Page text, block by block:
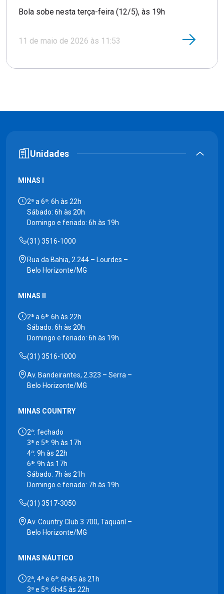
Bola sobe nesta terça-feira (12/5), às 19h
11 de maio de 2026 às 11:53
Unidades
MINAS I
2ª a 6ª: 6h às 22h
Sábado: 6h às 20h
Domingo e feriado: 6h às 19h
(31) 3516-1000
Rua da Bahia, 2.244 – Lourdes –
Belo Horizonte/MG
MINAS II
2ª a 6ª: 6h às 22h
Sábado: 6h às 20h
Domingo e feriado: 6h às 19h
(31) 3516-1000
Av. Bandeirantes, 2.323 – Serra –
Belo Horizonte/MG
MINAS COUNTRY
2ª: fechado
3ª e 5ª: 9h às 17h
4ª: 9h às 22h
6ª: 9h às 17h
Sábado: 7h às 21h
Domingo e feriado: 7h às 19h
(31) 3517-3050
Av. Country Club 3.700, Taquaril –
Belo Horizonte/MG
MINAS NÁUTICO
2ª, 4ª e 6ª: 6h45 às 21h
3ª e 5ª: 6h45 às 22h